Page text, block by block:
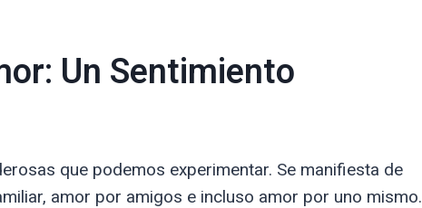
Un Sentimiento
que podemos experimentar. Se manifiesta de
amor por amigos e incluso amor por uno mismo.